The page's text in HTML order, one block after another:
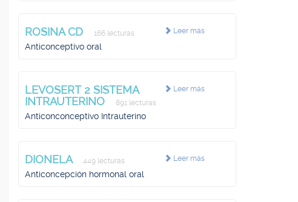
Leer más
ROSINA CD 166 lecturas
Anticonceptivo oral
Leer más
LEVOSERT 2 SISTEMA
INTRAUTERINO
891 lecturas
Anticonconceptivo Intrauterino
Leer más
DIONELA 449 lecturas
Anticoncepción hormonal oral